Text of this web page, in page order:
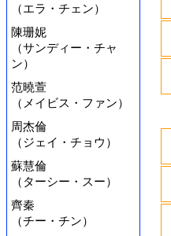
（エラ・チェン）
陳珊妮
（サンディー・チャ
ン）
范曉萱
（メイビス・ファン）
周杰倫
（ジェイ・チョウ）
蘇慧倫
（ターシー・スー）
齊秦
（チー・チン）